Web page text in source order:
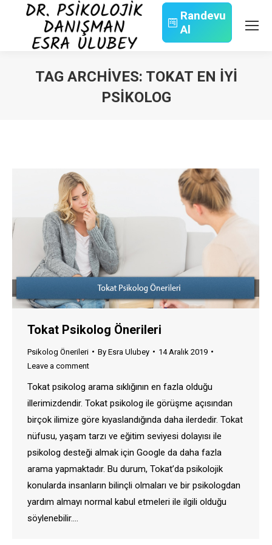
Randevu
Al
TAG ARCHIVES: TOKAT EN İYI
PSIKOLOG
Tokat Psikolog Önerileri
Psikolog Önerileri By Esra Ulubey
14 Aralık 2019
Leave a comment
Tokat psikolog arama sıklığının en fazla olduğu
illerimizdendir. Tokat psikolog ile görüşme açısından
birçok ilimize göre kıyaslandığında daha ilerdedir. Tokat
nüfusu, yaşam tarzı ve eğitim seviyesi dolayısı ile
psikolog desteği almak için Google da daha fazla
arama yapmaktadır. Bu durum, Tokat’da psikolojik
konularda insanların bilinçli olmaları ve bir psikologdan
yardım almayı normal kabul etmeleri ile ilgili olduğu
söylenebilir.…